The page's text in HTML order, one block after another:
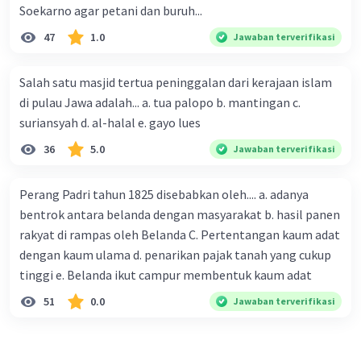
mengikuti pemilu.
Kampanye Pemilu: Partai politik dan calon
legislatif melakukan kampanye untuk
program mereka kepada pemilih. Kampanye
dilakukan melalui berbagai cara, termasuk
pertemuan umum, debat publik, iklan media
massa, dan spanduk.
politik untuk DPR dan DPD serta memilih calon
legislatif untuk DPRD.
Beri Rating· 0.0(0) Balas
Soekarno agar petani dan buruh...
47 1.0 Jawaban terverifikasi
Salah satu masjid tertua peninggalan dari kerajaan islam
di pulau Jawa adalah... a. tua palopo b. mantingan c.
suriansyah d. al-halal e. gayo lues
36 5.0 Jawaban terverifikasi
Perang Padri tahun 1825 disebabkan oleh.... a. adanya
bentrok antara belanda dengan masyarakat b. hasil panen
rakyat di rampas oleh Belanda C. Pertentangan kaum adat
dengan kaum ulama d. penarikan pajak tanah yang cukup
tinggi e. Belanda ikut campur membentuk kaum adat
51 0.0 Jawaban terverifikasi